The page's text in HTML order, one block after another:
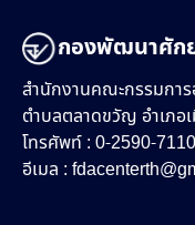
กองพัฒนาศัก
สำนักงานคณะกรรมกา
ตำบลตลาดขวัญ อำเภอ
โทรศัพท์ : 0-2590-
อีเมล :